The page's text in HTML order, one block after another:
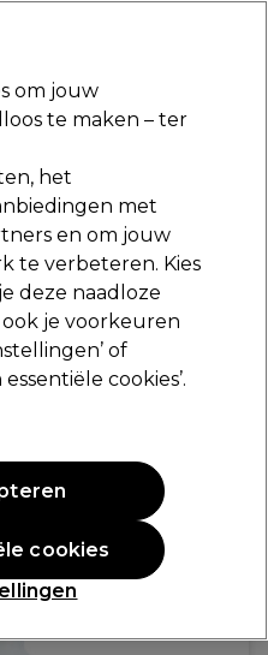
Aanmelden
geleverd*
t/m vrijdag
Repair Shampoo
om jouw
te maken – ter
het
met
en om jouw
te verbeteren. Kies
deze naadloze
je voorkeuren
of
cookies’.
cookies